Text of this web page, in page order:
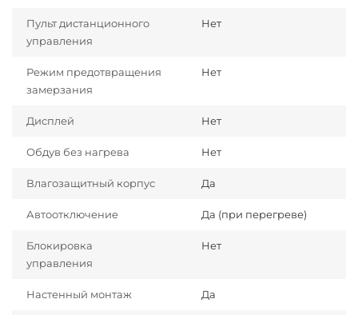
Пульт дистанционного
управления
Нет
Режим предотвращения
замерзания
Нет
Дисплей Нет
Обдув без нагрева Нет
Влагозащитный корпус Да
Автоотключение Да (при перегреве)
Блокировка
управления
Нет
Настенный монтаж Да